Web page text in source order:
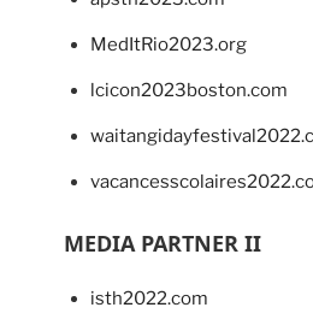
MedItRio2023.org
lcicon2023boston.com
MEDIA PARTNER II
isth2022.com